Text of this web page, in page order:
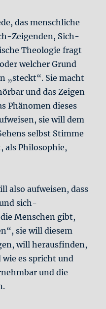
das menschliche
Zeigenden, Sich-
Theologie fragt
welcher Grund
„steckt“. Sie macht
und das Zeigen
Phänomen dieses
sie will dem
selbst Stimme
als Philosophie,
also aufweisen, dass
sich-
Menschen gibt,
sie will diesem
will herausfinden,
es spricht und
und die